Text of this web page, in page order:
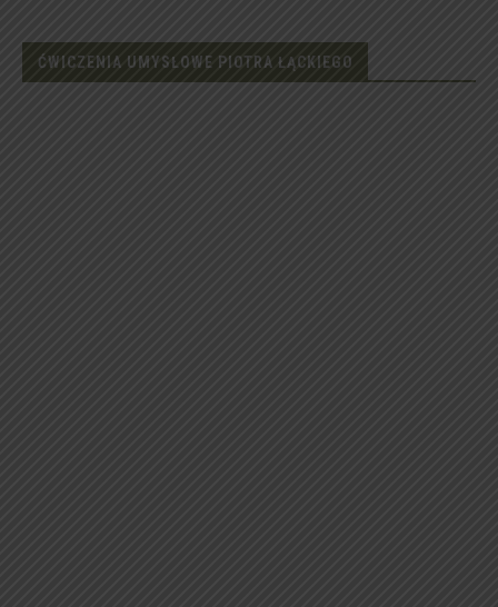
ĆWICZENIA UMYSŁOWE PIOTRA ŁĄCKIEGO